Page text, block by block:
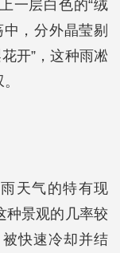
一层白色的“绒
，分外晶莹剔
开”，这种雨凇
天气的特有现
种景观的几率较
快速冷却并结